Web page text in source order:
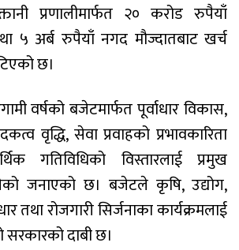
प्रणालीमार्फत २० करोड रुपैयाँ
५ अर्ब रुपैयाँ नगद मौज्दातबाट खर्च
छ।
वर्षको बजेटमार्फत पूर्वाधार विकास,
वृद्धि, सेवा प्रवाहको प्रभावकारिता
गतिविधिको विस्तारलाई प्रमुख
जनाएको छ। बजेटले कृषि, उद्योग,
तथा रोजगारी सिर्जनाका कार्यक्रमलाई
दाबी छ।